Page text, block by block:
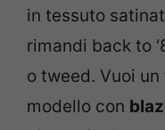
in tessuto
rimandi back to
o tweed. Vuoi
modello con